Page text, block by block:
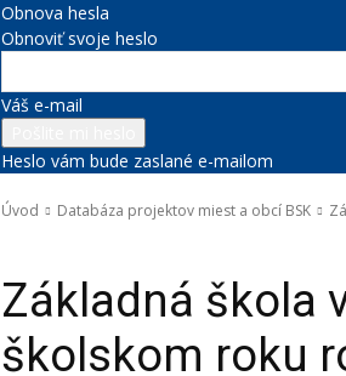
Obnova hesla
Obnoviť svoje heslo
Váš e-mail
Heslo vám bude zaslané e-mailom
Úvod Databáza projektov miest a obcí BSK
Základná škola
školskom roku